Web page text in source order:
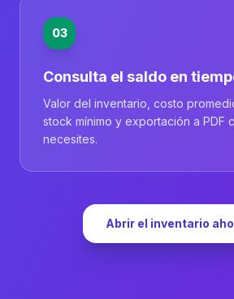
03
Consulta el saldo en
Valor del inventario, costo
stock mínimo y exportación a PDF
necesites.
Abrir el inventario